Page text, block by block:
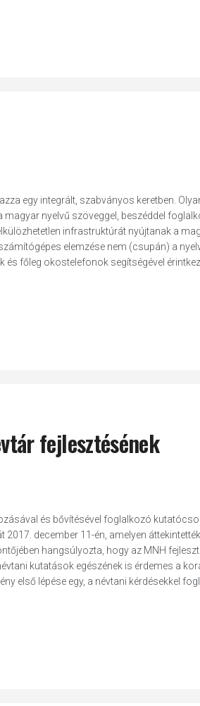
egy integrált, szabványos keretben.
nyelvű szöveggel, beszéddel
infrastruktúrát nyújtanak a
elemzése nem (csupán) a
főleg okostelefonok segítségével
fejlesztésének
és bővítésével foglalkozó
december 11-én, amelyen
hangsúlyozta, hogy az MNH
kutatások egészének is érdemes a
első lépése egy, a névtani kérdésekkel